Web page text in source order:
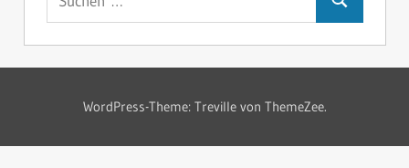
Suchen
WordPress-Theme: Treville von ThemeZee.